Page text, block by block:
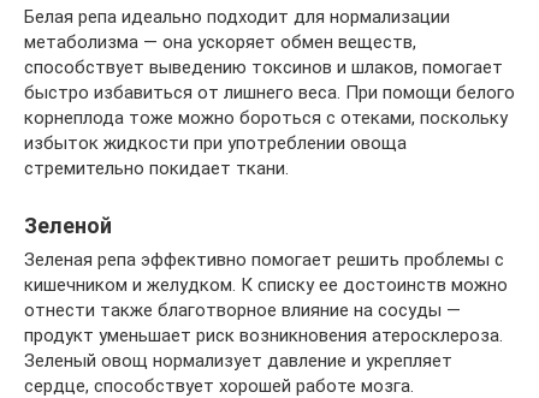
Белая репа идеально подходит для нормализации
метаболизма — она ускоряет обмен веществ,
способствует выведению токсинов и шлаков, помогает
быстро избавиться от лишнего веса. При помощи белого
корнеплода тоже можно бороться с отеками, поскольку
избыток жидкости при употреблении овоща
стремительно покидает ткани.
Зеленой
Зеленая репа эффективно помогает решить проблемы с
кишечником и желудком. К списку ее достоинств можно
отнести также благотворное влияние на сосуды —
продукт уменьшает риск возникновения атеросклероза.
Зеленый овощ нормализует давление и укрепляет
сердце, способствует хорошей работе мозга.